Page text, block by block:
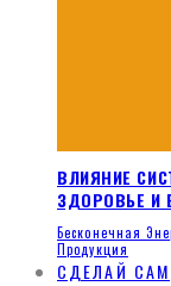
ВЛИЯНИЕ
ЗДОРОВЬЕ И
Бесконечная
Продукция
СДЕЛАЙ САМ